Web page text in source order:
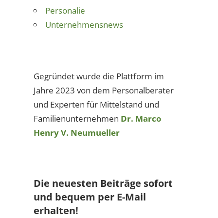
Personalie
Unternehmensnews
Gegründet wurde die Plattform im
Jahre 2023 von dem Personalberater
und Experten für Mittelstand und
Familienunternehmen Dr. Marco
Henry V. Neumueller
Die neuesten Beiträge sofort
und bequem per E-Mail
erhalten!